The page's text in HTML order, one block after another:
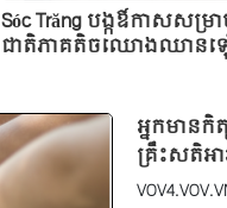
Sóc Trăng បង្កឳកាសសម្រ
ជាតិភាគតិចឈោងឈាន
អ្នកមានកិ
គ្រឹះសតិអ